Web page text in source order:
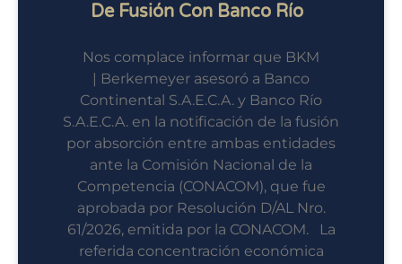
De Fusión Con Banco Río
Nos complace informar que BKM
| Berkemeyer asesoró a Banco
Continental S.A.E.C.A. y Banco Río
S.A.E.C.A. en la notificación de la fusión
por absorción entre ambas entidades
ante la Comisión Nacional de la
Competencia (CONACOM), que fue
aprobada por Resolución D/AL Nro.
61/2026, emitida por la CONACOM. La
referida concentración económica